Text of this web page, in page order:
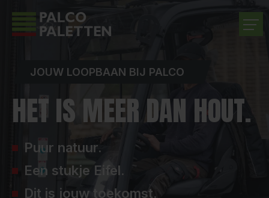
PRODUCTEN
DIENSTEN
CARRIÈRE
JOUW LOOPBAAN BIJ PALCO
HET IS MEER DAN HOUT.
Puur natuur.
Een stukje Eifel.
Dit is jouw toekomst.